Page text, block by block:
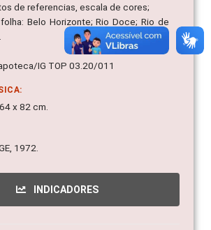
de referencias, escala de cores;
Belo Horizonte; Rio Doce; Rio de
IG TOP 03.20/011
x 82 cm.
1972.
INDICADORES